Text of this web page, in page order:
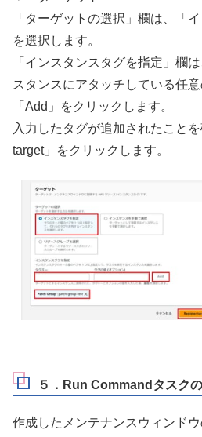
「ターゲットの選択」欄は、「
を選択します。
「インスタンスタグを指定」欄
スタンスにアタッチしている任意
「Add」をクリックします。
入力したタグが追加されたこと
target」をクリックします。
５．Run Commandタスク
作成したメンテナンスウィンド